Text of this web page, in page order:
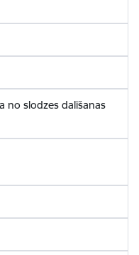
no slodzes dalīšanas